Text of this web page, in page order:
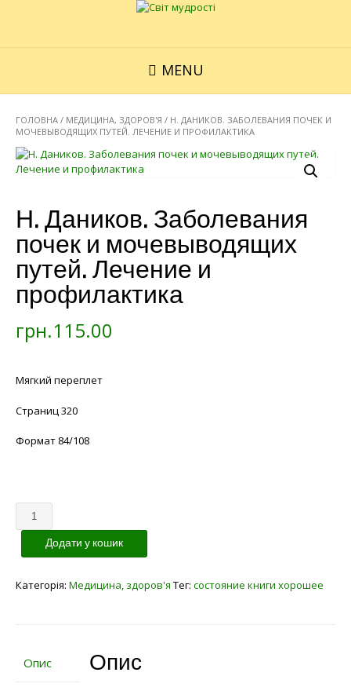
MENU
ГОЛОВНА / МЕДИЦИНА, ЗДОРОВ'Я / Н. ДАНИКОВ. ЗАБОЛЕВАНИЯ ПОЧЕК И
МОЧЕВЫВОДЯЩИХ ПУТЕЙ. ЛЕЧЕНИЕ И ПРОФИЛАКТИКА
Н. Даников. Заболевания
почек и мочевыводящих
путей. Лечение и
профилактика
грн.115.00
Мягкий переплет
Страниц 320
Формат 84/108
Кількість
Додати у кошик
Категорія: Медицина, здоров'я Тег: состояние книги хорошее
Опис Опис